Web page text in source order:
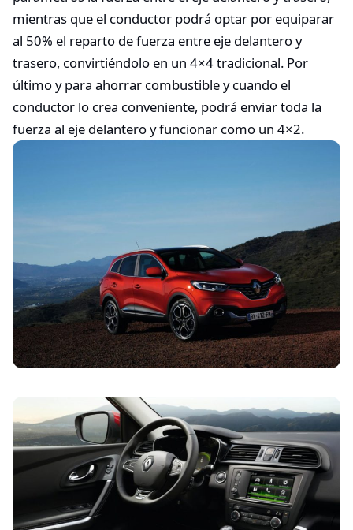
mientras que el conductor podrá optar por equiparar
al 50% el reparto de fuerza entre eje delantero y
trasero, convirtiéndolo en un 4×4 tradicional. Por
último y para ahorrar combustible y cuando el
conductor lo crea conveniente, podrá enviar toda la
fuerza al eje delantero y funcionar como un 4×2.